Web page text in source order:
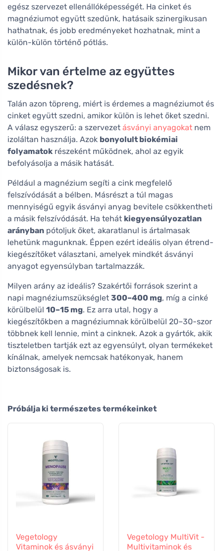
egész szervezet ellenállóképességét. Ha cinket és
magnéziumot együtt szedünk, hatásaik szinergikusan
hathatnak, és jobb eredményeket hozhatnak, mint a
külön-külön történő pótlás.
Mikor van értelme az együttes
szedésnek?
Talán azon töpreng, miért is érdemes a magnéziumot és
cinket együtt szedni, amikor külön is lehet őket szedni.
A válasz egyszerű: a szervezet ásványi anyagokat nem
izoláltan használja. Azok bonyolult biokémiai
folyamatok részeként működnek, ahol az egyik
befolyásolja a másik hatását.
Például a magnézium segíti a cink megfelelő
felszívódását a bélben. Másrészt a túl magas
mennyiségű egyik ásványi anyag bevitele csökkentheti
a másik felszívódását. Ha tehát kiegyensúlyozatlan
arányban pótoljuk őket, akaratlanul is ártalmasak
lehetünk magunknak. Éppen ezért ideális olyan étrend-
kiegészítőket választani, amelyek mindkét ásványi
anyagot egyensúlyban tartalmazzák.
Milyen arány az ideális? Szakértői források szerint a
napi magnéziumszükséglet 300–400 mg, míg a cinké
körülbelül 10–15 mg. Ez arra utal, hogy a
kiegészítőkben a magnéziumnak körülbelül 20–30-szor
többnek kell lennie, mint a cinknek. Azok a gyártók, akik
tiszteletben tartják ezt az egyensúlyt, olyan termékeket
kínálnak, amelyek nemcsak hatékonyak, hanem
biztonságosak is.
Próbálja ki természetes termékeinket
Vegetology
Vitaminok és ásványi
Vegetology MultiVit -
Multivitaminok és